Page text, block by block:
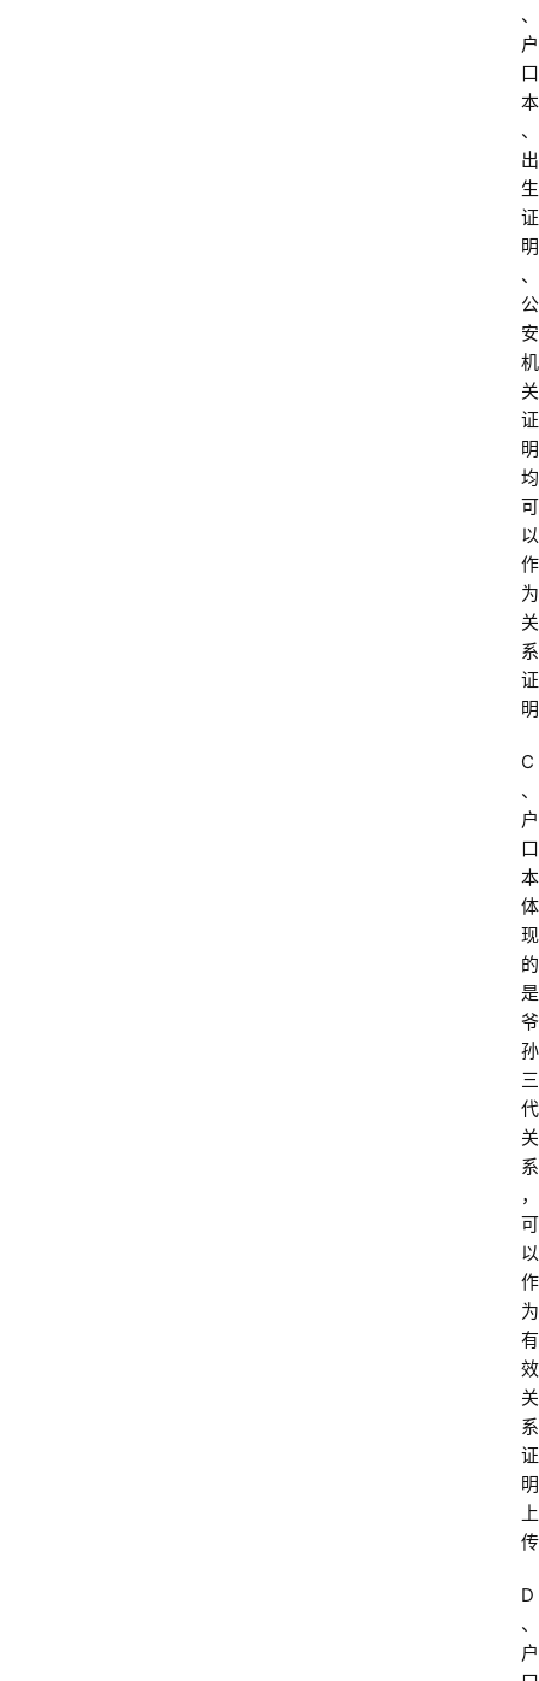
、
户
口
本
、
出
生
证
明
、
公
安
机
关
证
明
均
可
以
作
为
关
系
证
明
C
、
户
口
本
体
现
的
是
爷
孙
三
代
关
系
，
可
以
作
为
有
效
关
系
证
明
上
传
D
、
户